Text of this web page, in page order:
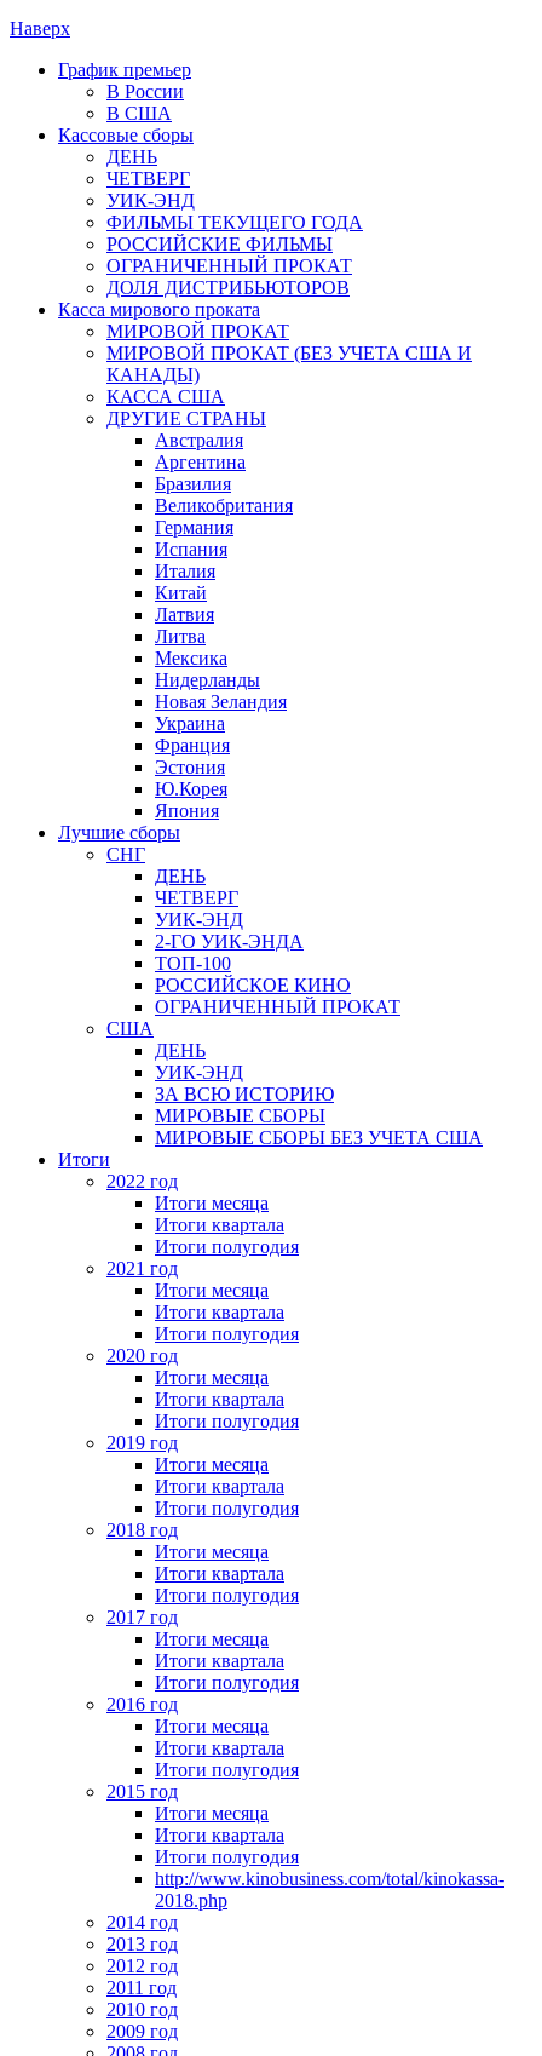
Наверх
График премьер
В России
В США
Кассовые сборы
ДЕНЬ
ЧЕТВЕРГ
УИК-ЭНД
ФИЛЬМЫ ТЕКУЩЕГО ГОДА
РОССИЙСКИЕ ФИЛЬМЫ
ОГРАНИЧЕННЫЙ ПРОКАТ
ДОЛЯ ДИСТРИБЬЮТОРОВ
Касса мирового проката
МИРОВОЙ ПРОКАТ
МИРОВОЙ ПРОКАТ (БЕЗ УЧЕТА США И
КАНАДЫ)
КАССА США
ДРУГИЕ СТРАНЫ
Австралия
Аргентина
Бразилия
Великобритания
Германия
Испания
Италия
Китай
Латвия
Литва
Мексика
Нидерланды
Новая Зеландия
Украина
Франция
Эстония
Ю.Корея
Япония
Лучшие сборы
СНГ
ДЕНЬ
ЧЕТВЕРГ
УИК-ЭНД
2-ГО УИК-ЭНДА
ТОП-100
РОССИЙСКОЕ КИНО
ОГРАНИЧЕННЫЙ ПРОКАТ
США
ДЕНЬ
УИК-ЭНД
ЗА ВСЮ ИСТОРИЮ
МИРОВЫЕ СБОРЫ
МИРОВЫЕ СБОРЫ БЕЗ УЧЕТА США
Итоги
2022 год
Итоги месяца
Итоги квартала
Итоги полугодия
2021 год
Итоги месяца
Итоги квартала
Итоги полугодия
2020 год
Итоги месяца
Итоги квартала
Итоги полугодия
2019 год
Итоги месяца
Итоги квартала
Итоги полугодия
2018 год
Итоги месяца
Итоги квартала
Итоги полугодия
2017 год
Итоги месяца
Итоги квартала
Итоги полугодия
2016 год
Итоги месяца
Итоги квартала
Итоги полугодия
2015 год
Итоги месяца
Итоги квартала
Итоги полугодия
http://www.kinobusiness.com/total/kinokassa-
2018.php
2014 год
2013 год
2012 год
2011 год
2010 год
2009 год